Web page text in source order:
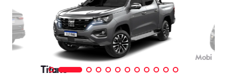
Titano
Mobi